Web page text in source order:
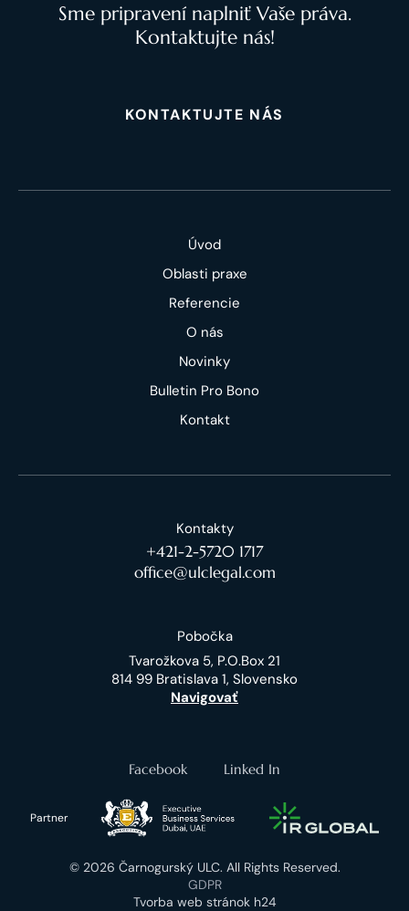
Sme pripravení naplniť Vaše práva.
Kontaktujte nás!
KONTAKTUJTE NÁS
Úvod
Oblasti praxe
Referencie
O nás
Novinky
Bulletin Pro Bono
Kontakt
Kontakty
+421-2-5720 1717
office@ulclegal.com
Pobočka
Tvarožkova 5, P.O.Box 21
814 99 Bratislava 1, Slovensko
Navigovať
Facebook Linked In
Partner
© 2026 Čarnogurský ULC. All Rights Reserved.
GDPR
Tvorba web stránok h24